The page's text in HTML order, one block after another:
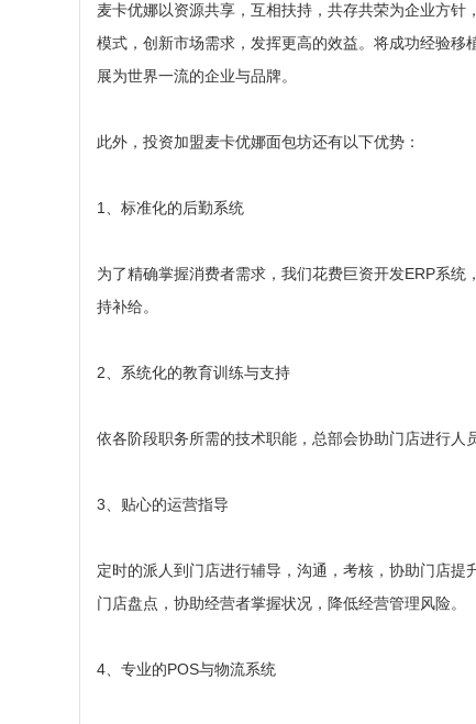
麦卡优娜以资源共享，互相扶持，共存共荣为企业方
模式，创新市场需求，发挥更高的效益。将成功经验
展为世界一流的企业与品牌。
此外，投资加盟麦卡优娜面包坊还有以下优势：
1、标准化的后勤系统
为了精确掌握消费者需求，我们花费巨资开发ERP系
持补给。
2、系统化的教育训练与支持
依各阶段职务所需的技术职能，总部会协助门店进行人
3、贴心的运营指导
定时的派人到门店进行辅导，沟通，考核，协助门店
门店盘点，协助经营者掌握状况，降低经营管理风险。
4、专业的POS与物流系统